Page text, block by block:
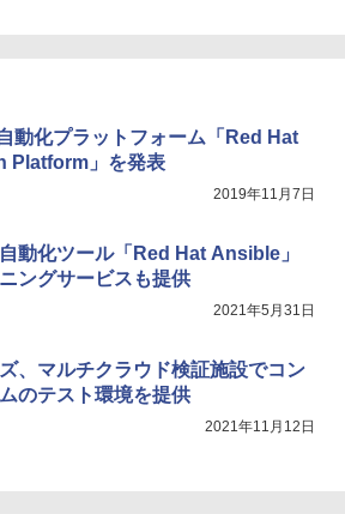
動化プラットフォーム「Red Hat
Platform」を発表
2019年11月7日
動化ツール「Red Hat Ansible」
ングサービスも提供
2021年5月31日
、マルチクラウド検証施設でコン
のテスト環境を提供
2021年11月12日